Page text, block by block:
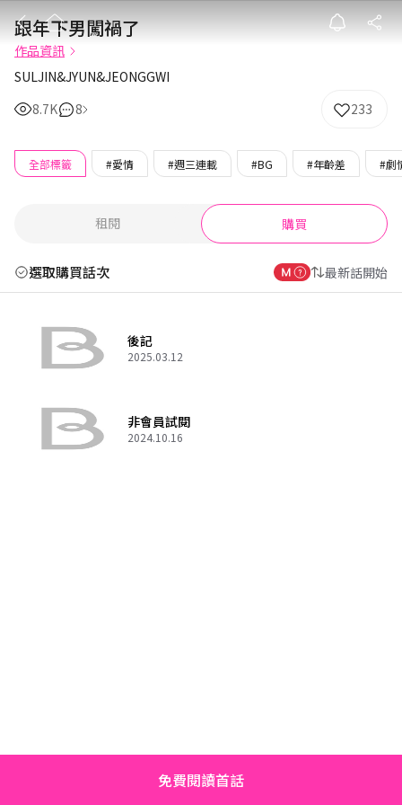
跟年下男闖禍了
跟年下男闖禍了
作品資訊
SULJIN&JYUN&JEONGGWI
8.7K
8 233
全部標籤 #愛情 #週三連載 #BG #年齡差 #劇
租閱 購買
選取購買話次 最新話開始
後記
2025.03.12
非會員試閱
2024.10.16
免費閱讀首話